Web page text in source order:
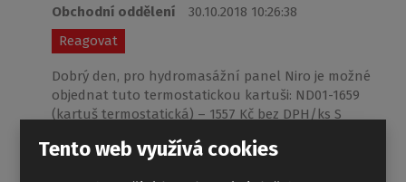
Obchodní oddělení
30.10.2018 10:26:38
Reagovat
Dobrý den, pro hydromasážní panel Niro je možné
objednat tuto termostatickou kartuši: ND01-1659
(kartuš termostatická) – 1557 Kč bez DPH/ks S
Tento web využívá cookies